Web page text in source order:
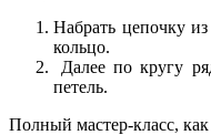
Набрать цепочку
кольцо.
Далее по кругу
петель.
Полный мастер-класс,